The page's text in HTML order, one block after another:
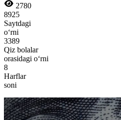
2780
8925
Saytdagi
o‘rni
3389
Qiz bolalar
orasidagi o‘rni
8
Harflar
soni